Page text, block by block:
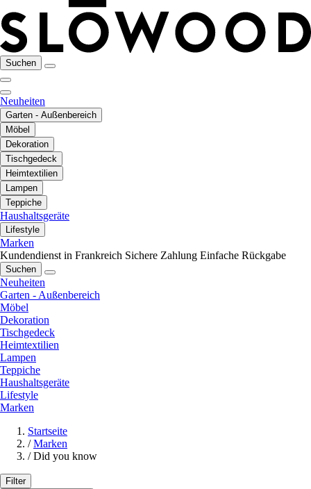
Suchen
Neuheiten
Garten - Außenbereich
Möbel
Dekoration
Tischgedeck
Heimtextilien
Lampen
Teppiche
Haushaltsgeräte
Lifestyle
Marken
Kundendienst in Frankreich Sichere Zahlung Einfache Rückgabe
Suchen
Neuheiten
Garten - Außenbereich
Möbel
Dekoration
Tischgedeck
Heimtextilien
Lampen
Teppiche
Haushaltsgeräte
Lifestyle
Marken
Startseite
/ Marken
/ Did you know
Filter